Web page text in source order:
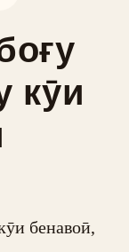
кӯи
бенавоӣ,